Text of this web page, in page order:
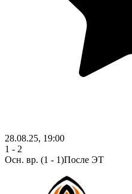
28.08.25, 19:00
1 - 2
Осн. вр. (1 - 1)После ЭТ